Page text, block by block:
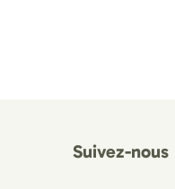
Suivez-nous